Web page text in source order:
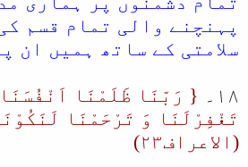
پہنچنے والی تمام قسم
سلامتی کے ساتھ ہمیں ان
۱۸۔
{ رَبّنَا ظَلَمْنَا
تَغْفِرْلَنَا وَ تَرْحَمْنَا
(الاعراف۲۳)